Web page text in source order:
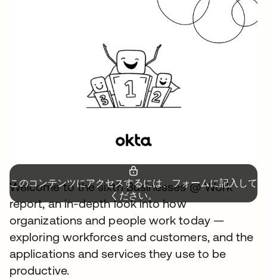
このコンテンツにアクセスするには、フォームに記入して
ください。
Welcome to the sixth Businesses @ Work
report, an in-depth look into how
organizations and people work today —
exploring workforces and customers, and the
applications and services they use to be
productive.